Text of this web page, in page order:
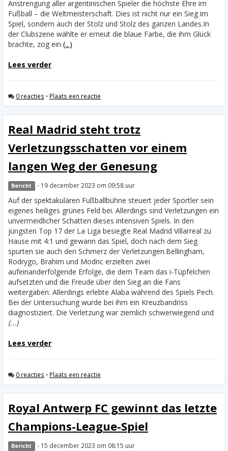
Anstrengung aller argentinischen Spieler die höchste Ehre im
Fußball – die Weltmeisterschaft. Dies ist nicht nur ein Sieg im
Spiel, sondern auch der Stolz und Stolz des ganzen Landes.In
der Clubszene wählte er erneut die blaue Farbe, die ihm Glück
brachte, zog ein (...)
Lees verder
0 reacties • Plaats een reactie
Real Madrid steht trotz
Verletzungsschatten vor einem
langen Weg der Genesung
Bericht - 19 december 2023 om 09:58 uur
Auf der spektakulären Fußballbühne steuert jeder Sportler sein
eigenes heiliges grünes Feld bei. Allerdings sind Verletzungen ein
unvermeidlicher Schatten dieses intensiven Spiels. In den
jüngsten Top 17 der La Liga besiegte Real Madrid Villarreal zu
Hause mit 4:1 und gewann das Spiel, doch nach dem Sieg
spürten sie auch den Schmerz der Verletzungen.Bellingham,
Rodrygo, Brahim und Modric erzielten zwei
aufeinanderfolgende Erfolge, die dem Team das i-Tüpfelchen
aufsetzten und die Freude über den Sieg an die Fans
weitergaben. Allerdings erlebte Alaba während des Spiels Pech.
Bei der Untersuchung wurde bei ihm ein Kreuzbandriss
diagnostiziert. Die Verletzung war ziemlich schwerwiegend und
(...)
Lees verder
0 reacties • Plaats een reactie
Royal Antwerp FC gewinnt das letzte
Champions-League-Spiel
Bericht - 15 december 2023 om 08:15 uur